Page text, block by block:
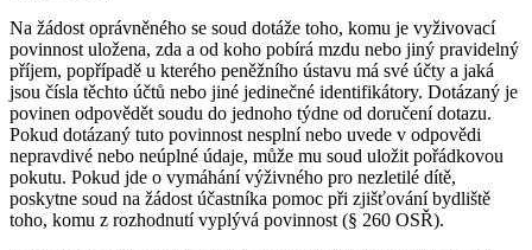
Na žádost oprávněného se soud dotáže toho, komu je vyživovací
povinnost uložena, zda a od koho pobírá mzdu nebo jiný pravidelný
příjem, popřípadě u kterého peněžního ústavu má své účty a jaká
jsou čísla těchto účtů nebo jiné jedinečné identifikátory. Dotázaný je
povinen odpovědět soudu do jednoho týdne od doručení dotazu.
Pokud dotázaný tuto povinnost nesplní nebo uvede v odpovědi
nepravdivé nebo neúplné údaje, může mu soud uložit pořádkovou
pokutu. Pokud jde o vymáhání výživného pro nezletilé dítě,
poskytne soud na žádost účastníka pomoc při zjišťování bydliště
toho, komu z rozhodnutí vyplývá povinnost (§ 260 OSŘ).